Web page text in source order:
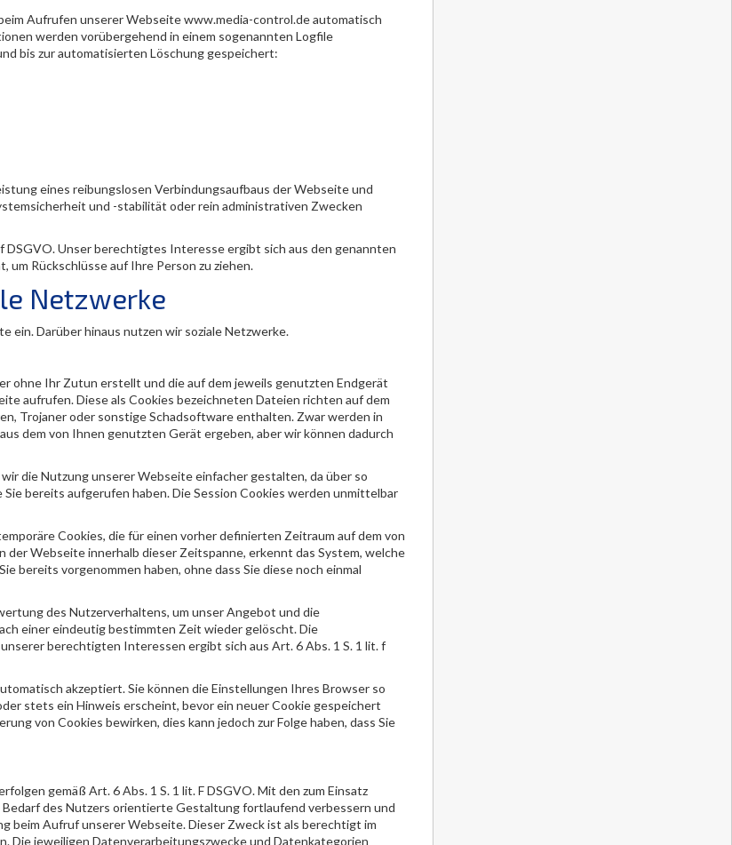
Aufrufen unserer Webseite www.media-control.de automatisch
werden vorübergehend in einem sogenannten Logfile
bis zur automatisierten Löschung gespeichert:
eines reibungslosen Verbindungsaufbaus der Webseite und
und -stabilität oder rein administrativen Zwecken
Unser berechtigtes Interesse ergibt sich aus den genannten
Rückschlüsse auf Ihre Person zu ziehen.
Netzwerke
ein. Darüber hinaus nutzen wir soziale Netzwerke.
ohne Ihr Zutun erstellt und die auf dem jeweils genutzten Endgerät
aufrufen. Diese als Cookies bezeichneten Dateien richten auf dem
Trojaner oder sonstige Schadsoftware enthalten. Zwar werden in
dem von Ihnen genutzten Gerät ergeben, aber wir können dadurch
die Nutzung unserer Webseite einfacher gestalten, da über so
bereits aufgerufen haben. Die Session Cookies werden unmittelbar
Cookies, die für einen vorher definierten Zeitraum auf dem von
Webseite innerhalb dieser Zeitspanne, erkennt das System, welche
bereits vorgenommen haben, ohne dass Sie diese noch einmal
des Nutzerverhaltens, um unser Angebot und die
einer eindeutig bestimmten Zeit wieder gelöscht. Die
berechtigten Interessen ergibt sich aus Art. 6 Abs. 1 S. 1 lit. f
akzeptiert. Sie können die Einstellungen Ihres Browser so
stets ein Hinweis erscheint, bevor ein neuer Cookie gespeichert
von Cookies bewirken, dies kann jedoch zur Folge haben, dass Sie
gemäß Art. 6 Abs. 1 S. 1 lit. F DSGVO. Mit den zum Einsatz
des Nutzers orientierte Gestaltung fortlaufend verbessern und
beim Aufruf unserer Webseite. Dieser Zweck ist als berechtigt im
Die jeweiligen Datenverarbeitungszwecke und Datenkategorien